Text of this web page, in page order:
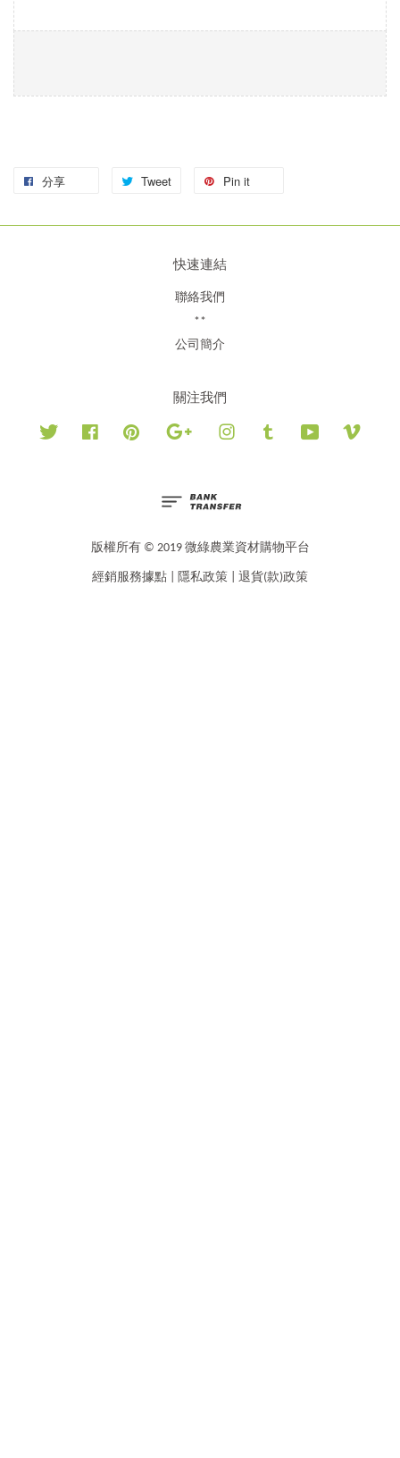
分享 Tweet Pin it
快速連結
聯絡我們
**
公司簡介
關注我們
Twitter Facebook Pinterest Google InstagramTumblr YouTube
版權所有 © 2019 微綠農業資材購物平台
經銷服務據點 隱私政策 退貨(款)政策